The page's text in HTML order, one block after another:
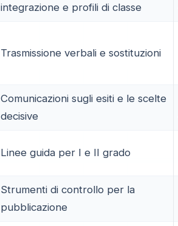
integrazione e profili di classe
Trasmissione verbali e sostituzioni
Comunicazioni sugli esiti e le scelte
decisive
Linee guida per I e II grado
Strumenti di controllo per la
pubblicazione